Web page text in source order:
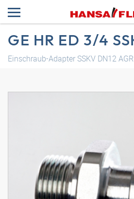
GE HR ED 3/4
Einschraub-Adapter SSKV DN12